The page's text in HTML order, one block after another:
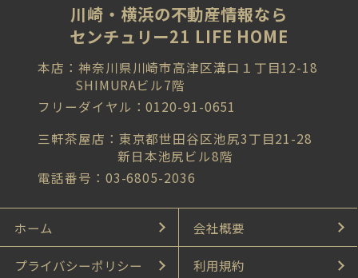
川崎・横浜の不動産情報なら
センチュリー21 LIFE HOME
本店：神奈川県川崎市高津区溝口１丁目12-18
SHIMURAビル7階
フリーダイヤル：0120-91-0651
三軒茶屋店：東京都世田谷区池尻3丁目21-28
新日本池尻ビル8階
電話番号：03-6805-2036
ホーム 会社概要
プライバシーポリシー 利用規約